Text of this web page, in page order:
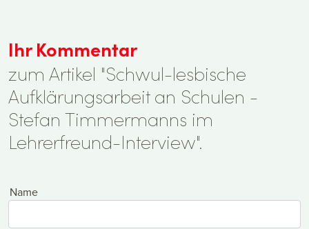
Ihr Kommentar
zum Artikel "Schwul-lesbische
Aufklärungsarbeit an Schulen -
Stefan Timmermanns im
Lehrerfreund-Interview".
Name